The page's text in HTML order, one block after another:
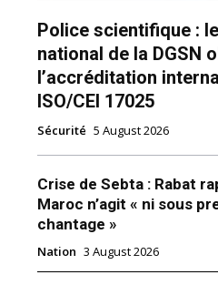
Police scientifique :
national de la DGSN
l’accréditation
ISO/CEI 17025
Sécurité 5 August 2026
Crise de Sebta : Rabat
Maroc n’agit « ni sous
chantage »
Nation 3 August 2026